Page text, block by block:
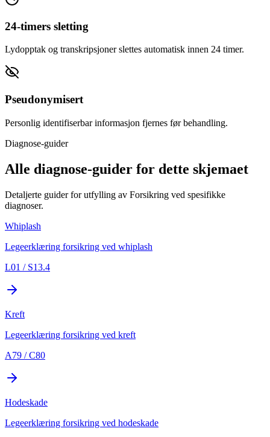
24-timers sletting
Lydopptak og transkripsjoner slettes automatisk innen 24 timer.
Pseudonymisert
Personlig identifiserbar informasjon fjernes før behandling.
Diagnose-guider
Alle diagnose-guider for dette skjemaet
Detaljerte guider for utfylling av Forsikring ved spesifikke
diagnoser.
Whiplash
Legeerklæring forsikring ved whiplash
L01 / S13.4
Kreft
Legeerklæring forsikring ved kreft
A79 / C80
Hodeskade
Legeerklæring forsikring ved hodeskade